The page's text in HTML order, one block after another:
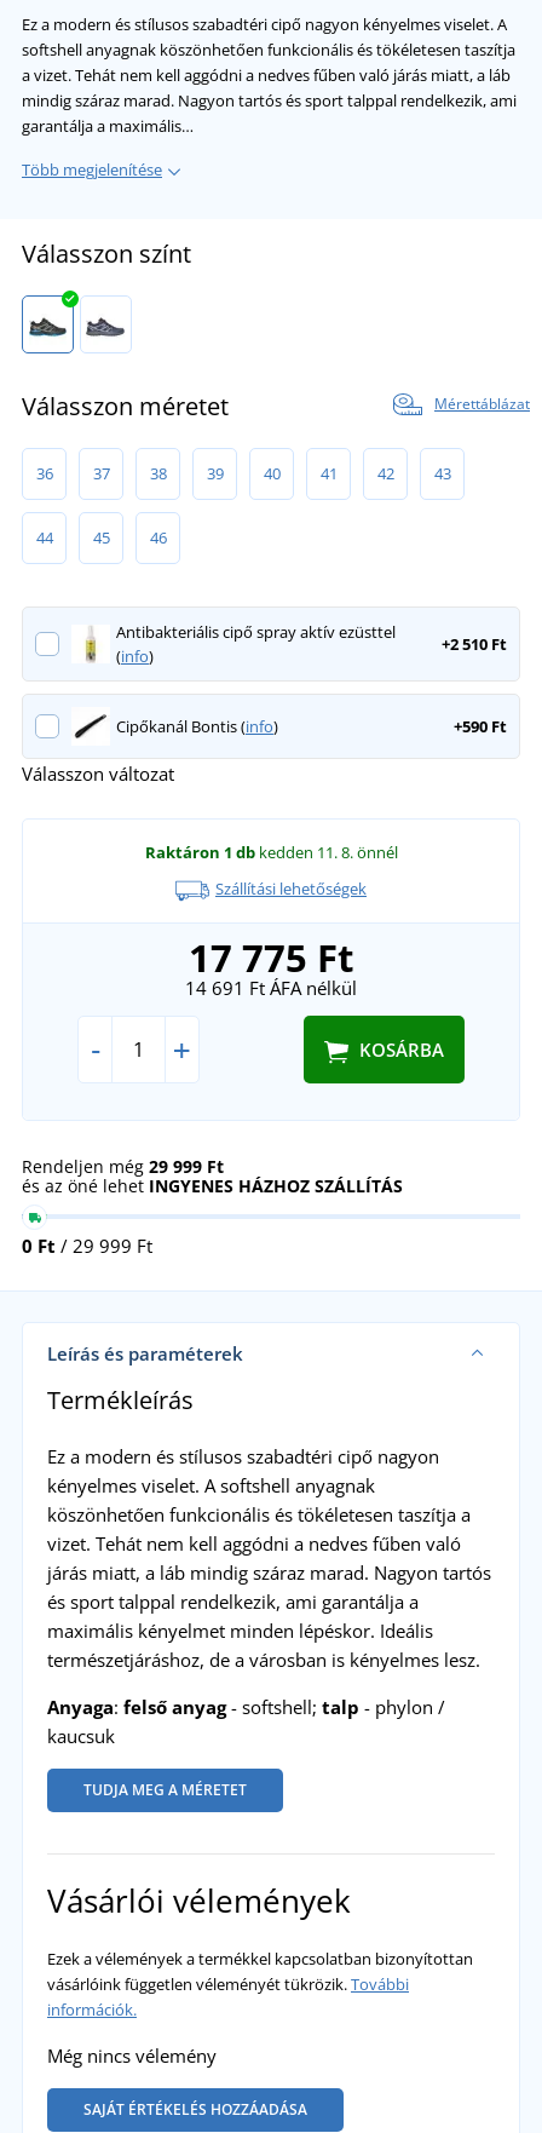
Ez a modern és stílusos szabadtéri cipő nagyon kényelmes viselet. A
softshell anyagnak köszönhetően funkcionális és tökéletesen taszítja
a vizet. Tehát nem kell aggódni a nedves fűben való járás miatt, a láb
mindig száraz marad. Nagyon tartós és sport talppal rendelkezik, ami
garantálja a maximális…
Több megjelenítése
Válasszon színt
Válasszon méretet Mérettáblázat
36 37 38 39 40 41 42 43
44 45 46
Antibakteriális cipő spray aktív ezüsttel
(info)
+2 510 Ft
Cipőkanál Bontis (info) +590 Ft
Válasszon változat
Raktáron 1 db kedden 11. 8.önnél
Szállítási lehetőségek
17 775 Ft
14 691 Ft ÁFA nélkül
- + KOSÁRBA
Rendeljen még 29 999 Ft
és az öné lehet INGYENES HÁZHOZ SZÁLLÍTÁS
0 Ft / 29 999 Ft
Leírás és paraméterek
Termékleírás
Ez a modern és stílusos szabadtéri cipő nagyon
kényelmes viselet. A softshell anyagnak
köszönhetően funkcionális és tökéletesen taszítja a
vizet. Tehát nem kell aggódni a nedves fűben való
járás miatt, a láb mindig száraz marad. Nagyon tartós
és sport talppal rendelkezik, ami garantálja a
maximális kényelmet minden lépéskor. Ideális
természetjáráshoz, de a városban is kényelmes lesz.
Anyaga: felső anyag- softshell; talp - phylon /
kaucsuk
TUDJA MEG A MÉRETET
Vásárlói vélemények
Ezek a vélemények a termékkel kapcsolatban bizonyítottan
vásárlóink független véleményét tükrözik.További
információk.
Még nincs vélemény
SAJÁT ÉRTÉKELÉS HOZZÁADÁSA